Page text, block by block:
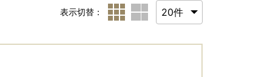
表示切替：